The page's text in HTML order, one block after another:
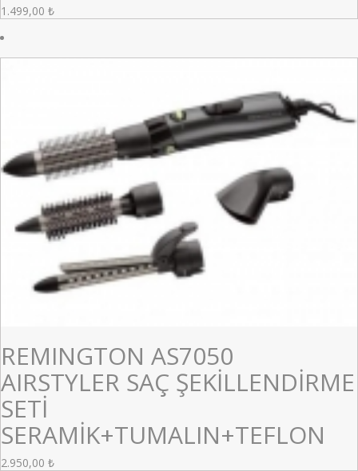
1.499,00 ₺
REMINGTON AS7050
AIRSTYLER SAÇ ŞEKİLLENDİRME
SETİ
SERAMİK+TUMALIN+TEFLON
2.950,00 ₺